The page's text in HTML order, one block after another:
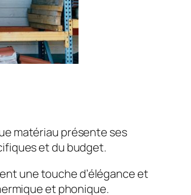
matériau présente ses
et du budget.
une touche d’élégance et
et phonique.